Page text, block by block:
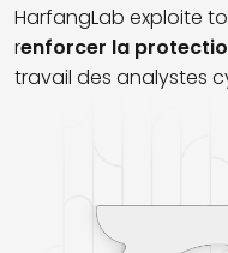
HarfangLab exploite
renforcer la
travail des analystes